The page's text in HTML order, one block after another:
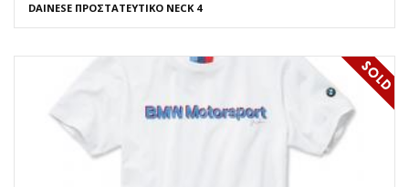
DAINESE ΠΡΟΣΤΑΤΕΥΤΙΚΟ NECK 4